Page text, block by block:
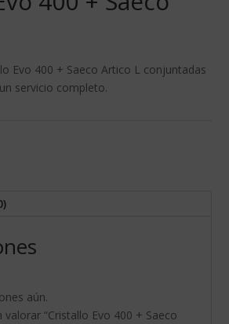
Evo 400 + Saeco Artico L conjuntadas
servicio completo.
aún.
valorar “Cristallo Evo 400 + Saeco